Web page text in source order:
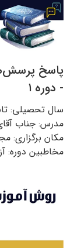
پاسخ
- دوره ۱
سال تحصیلی:
مدرس: جناب
مکان برگزاری:
مخاطبین دوره: